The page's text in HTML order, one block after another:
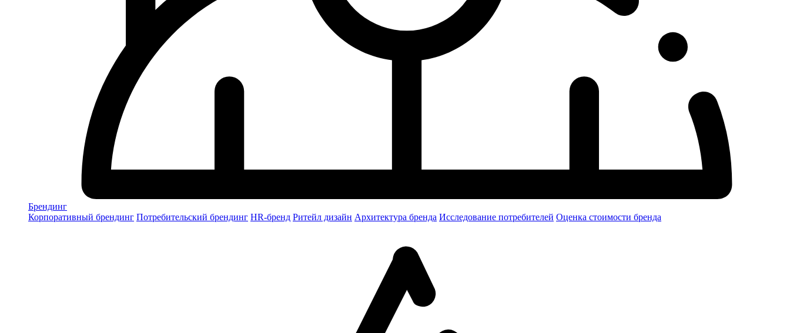
Брендинг
Корпоративный брендинг Потребительский брендинг НR-бренд Ритейл дизайн Архитектура бренда Исследование потребителей Оценка стоимости бренда